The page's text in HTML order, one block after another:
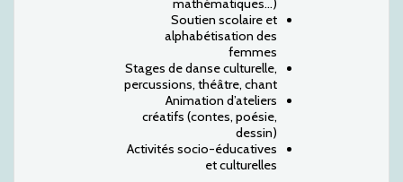
mathématiques…)
Soutien scolaire et
alphabétisation des
femmes
Stages de danse culturelle,
percussions, théâtre, chant
Animation d’ateliers
créatifs (contes, poésie,
dessin)
Activités socio-éducatives
et culturelles